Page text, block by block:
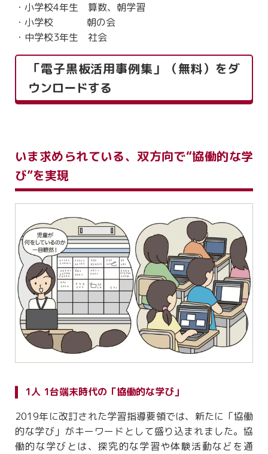
・小学校4年生 算数、朝学習
・小学校 朝の会
・中学校3年生 社会
「電子黒板活用事例集」（無料）をダ
ウンロードする
いま求められている、双方向で“協働的な学
び”を実現
1人 1台端末時代の「協働的な学び」
2019年に改訂された学習指導要領では、新たに「協働
的な学び」がキーワードとして盛り込まれました。協
働的な学びとは、探究的な学習や体験活動などを通